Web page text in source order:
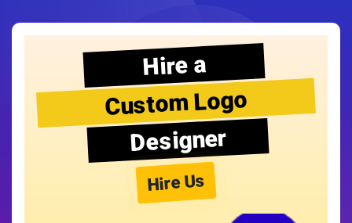
Hire a
Custom Logo
Designer
Hire Us